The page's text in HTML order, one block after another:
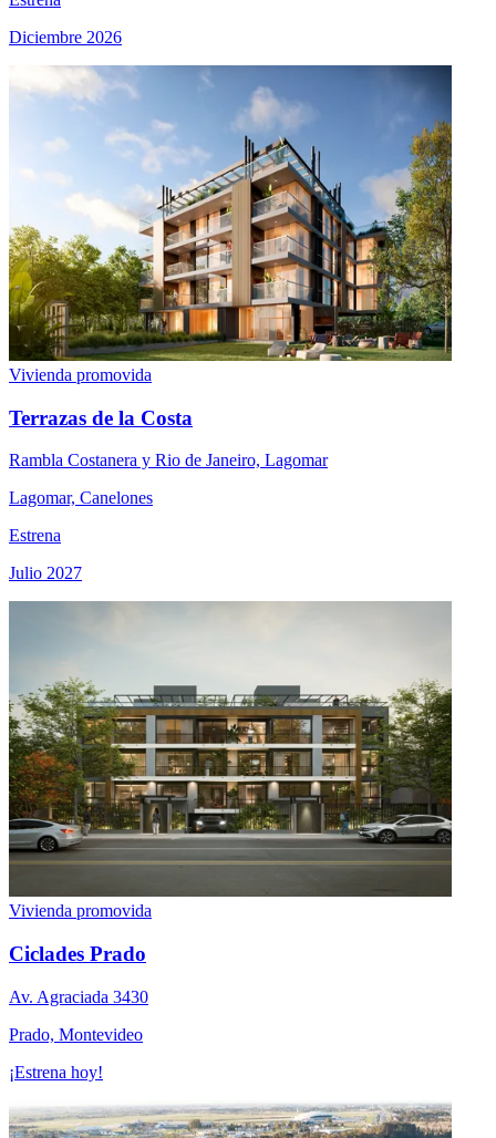
Diciembre 2026
Vivienda promovida
Terrazas de la Costa
Rambla Costanera y Rio de Janeiro, Lagomar
Lagomar, Canelones
Estrena
Julio 2027
Vivienda promovida
Ciclades Prado
Av. Agraciada 3430
Prado, Montevideo
¡Estrena hoy!